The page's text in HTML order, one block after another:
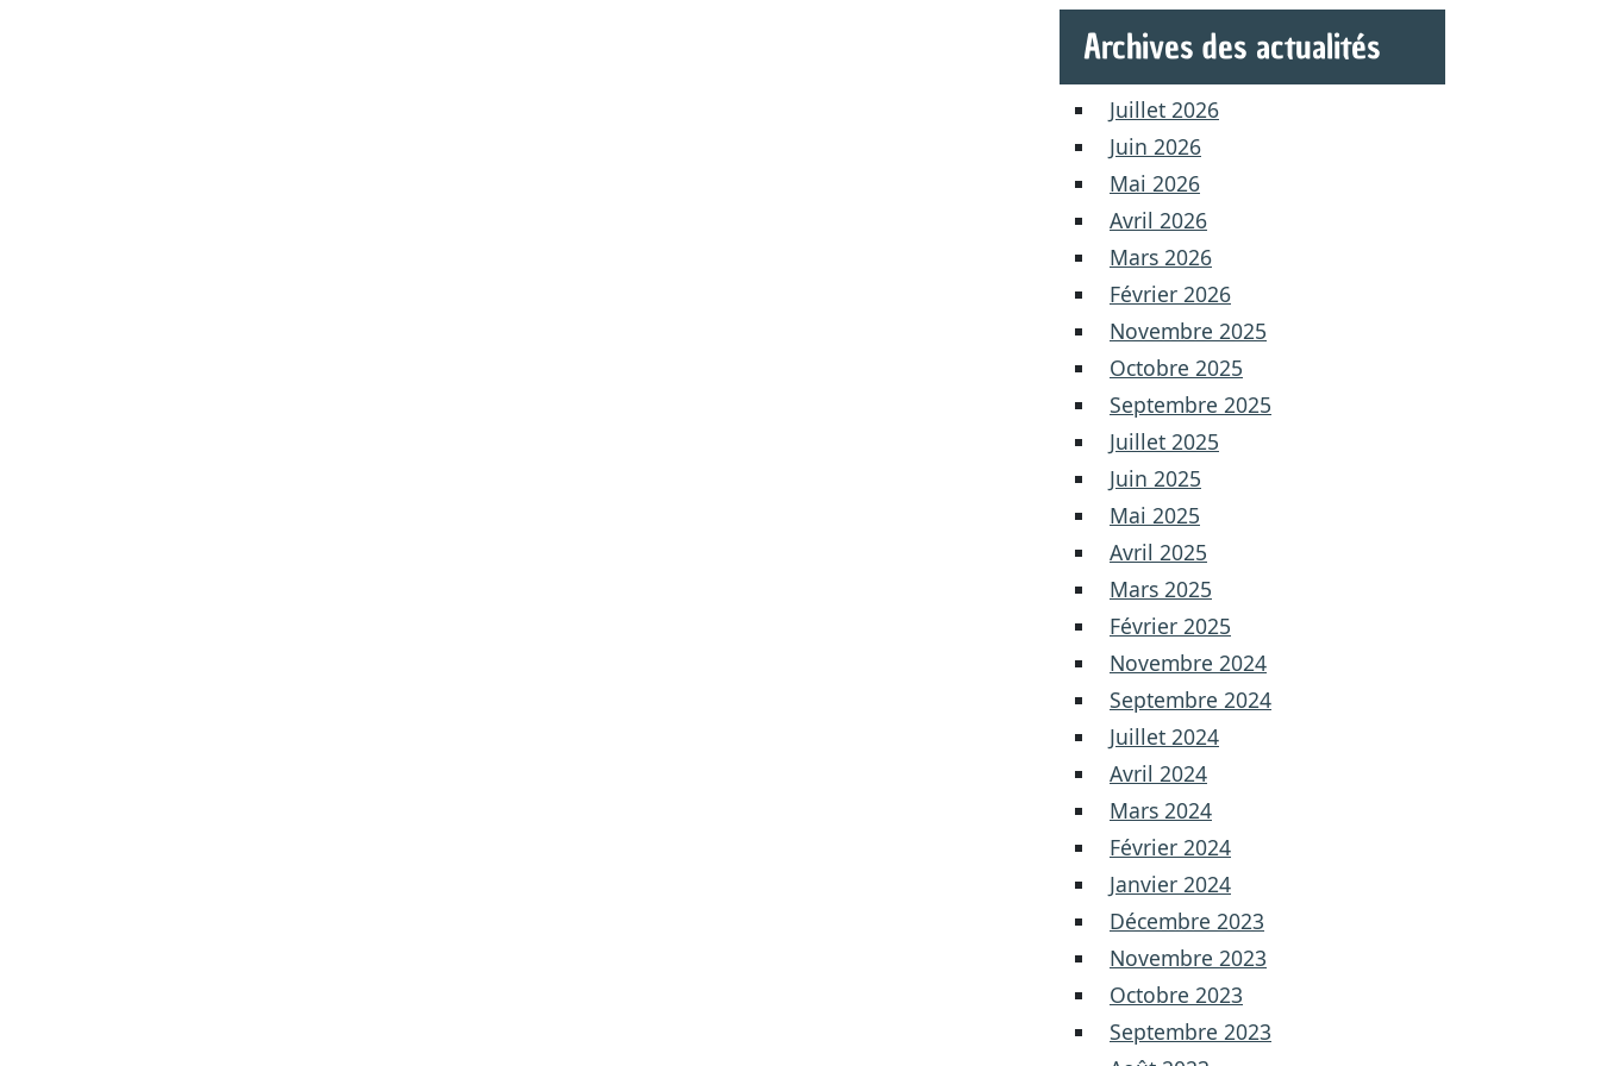
Archives des actualités
Juillet 2026
Juin 2026
Mai 2026
Avril 2026
Mars 2026
Février 2026
Novembre 2025
Octobre 2025
Septembre 2025
Juillet 2025
Juin 2025
Mai 2025
Avril 2025
Mars 2025
Février 2025
Novembre 2024
Septembre 2024
Juillet 2024
Avril 2024
Mars 2024
Février 2024
Janvier 2024
Décembre 2023
Novembre 2023
Octobre 2023
Septembre 2023